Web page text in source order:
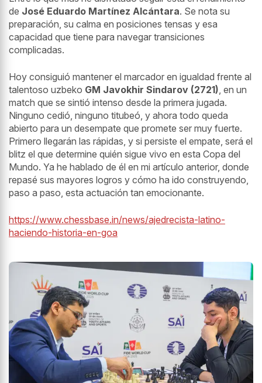
de José Eduardo Martínez Alcántara. Se nota su
preparación, su calma en posiciones tensas y esa
capacidad que tiene para navegar transiciones
complicadas.
Hoy consiguió mantener el marcador en igualdad frente al
talentoso uzbeko GM Javokhir Sindarov (2721), en un
match que se sintió intenso desde la primera jugada.
Ninguno cedió, ninguno titubeó, y ahora todo queda
abierto para un desempate que promete ser muy fuerte.
Primero llegarán las rápidas, y si persiste el empate, será el
blitz el que determine quién sigue vivo en esta Copa del
Mundo. Ya he hablado de él en mi artículo anterior, donde
repasé sus mayores logros y cómo ha ido construyendo,
paso a paso, esta actuación tan emocionante.
https://www.chessbase.in/news/ajedrecista-latino-
haciendo-historia-en-goa